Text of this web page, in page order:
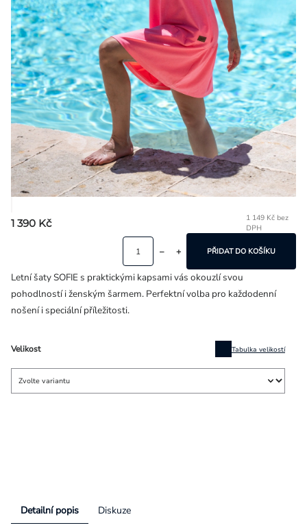
Přihlášení
1 390 Kč
1 149 Kč bez
DPH
Velikost Tabulka velikostí
PŘIDAT DO KOŠÍKU
Letní šaty SOFIE s praktickými kapsami vás okouzlí svou
pohodlností i ženským šarmem. Perfektní volba pro každodenní
nošení i speciální příležitosti.
Detailní popis Diskuze